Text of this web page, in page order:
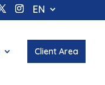
EN
Client Area